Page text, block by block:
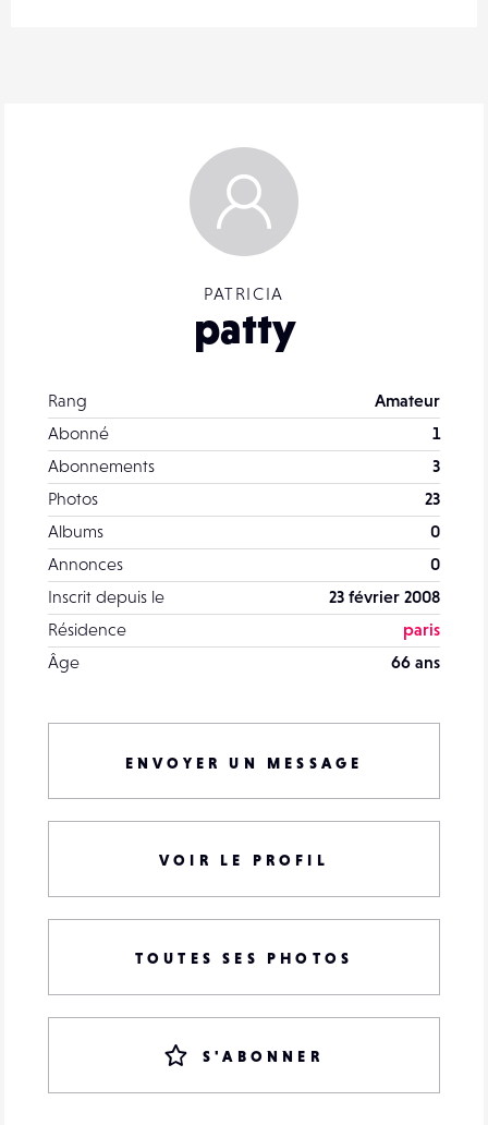
PATRICIA
patty
Rang
Amateur
Abonné
1
Abonnements
3
Photos
23
Albums
0
Annonces
0
Inscrit depuis le
23 février 2008
Résidence
paris
Âge
66 ans
ENVOYER UN MESSAGE
VOIR LE PROFIL
TOUTES SES PHOTOS
S'ABONNER